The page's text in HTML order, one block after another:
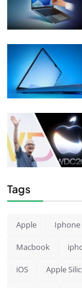
Tags
Apple Iphone
Macbook
iOS Apple